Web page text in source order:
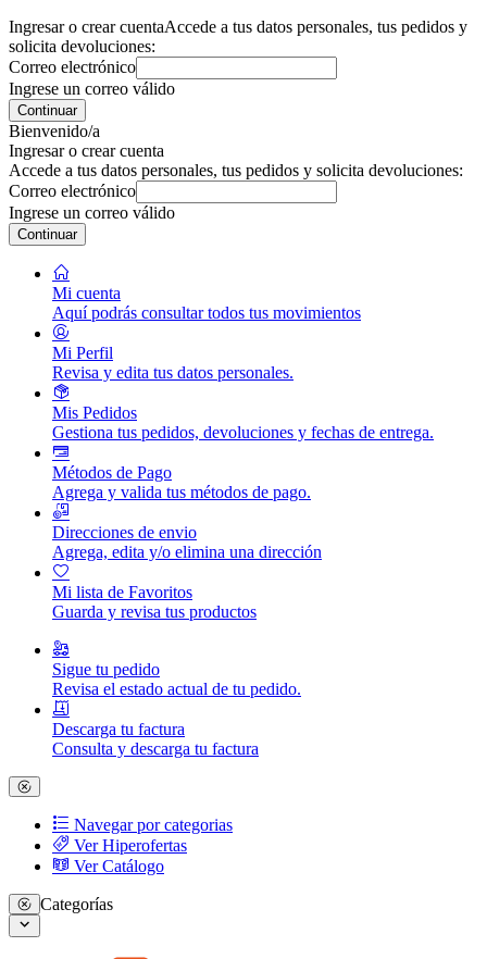
Ingresar o crear cuentaAccede a tus datos personales, tus pedidos y
solicita devoluciones:
Correo electrónico
Ingrese un correo válido
Continuar
Bienvenido/a
Ingresar o crear cuenta
Accede a tus datos personales, tus pedidos y solicita devoluciones:
Correo electrónico
Ingrese un correo válido
Continuar
Mi cuenta
Aquí podrás consultar todos tus movimientos
Mi Perfil
Revisa y edita tus datos personales.
Mis Pedidos
Gestiona tus pedidos, devoluciones y fechas de entrega.
Métodos de Pago
Agrega y valida tus métodos de pago.
Direcciones de envio
Agrega, edita y/o elimina una dirección
Mi lista de Favoritos
Guarda y revisa tus productos
Sigue tu pedido
Revisa el estado actual de tu pedido.
Descarga tu factura
Consulta y descarga tu factura
Navegar por categorias
Ver Hiperofertas
Ver Catálogo
Categorías